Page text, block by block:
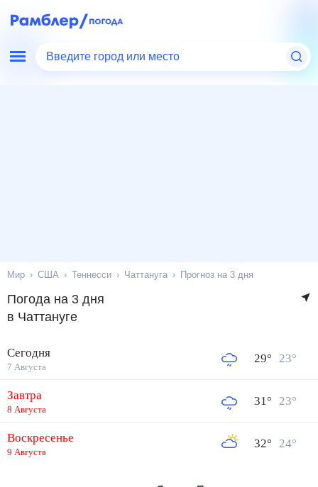
Введите город или место
Мир США Теннесси Чаттануга Прогноз на 3 дня
Погода на 3 дня
в Чаттануге
Сегодня
7 Августа
29° 23°
Завтра
8 Августа
31° 23°
Воскресенье
9 Августа
32° 24°